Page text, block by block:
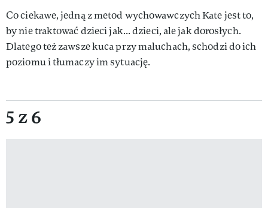
Co ciekawe, jedną z metod wychowawczych Kate jest to,
by nie traktować dzieci jak... dzieci, ale jak dorosłych.
Dlatego też zawsze kuca przy maluchach, schodzi do ich
poziomu i tłumaczy im sytuację.
5 z 6